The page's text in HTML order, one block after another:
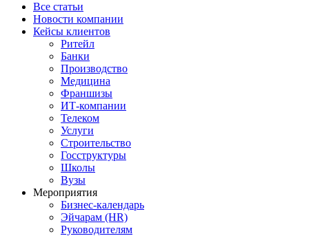
Все статьи
Новости компании
Кейсы клиентов
Ритейл
Банки
Производство
Медицина
Франшизы
ИТ-компании
Телеком
Услуги
Строительство
Госструктуры
Школы
Вузы
Мероприятия
Бизнес-календарь
Эйчарам (HR)
Руководителям